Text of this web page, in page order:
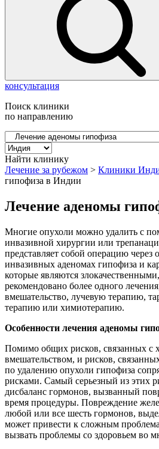
консультация
Поиск клиники
по направлению
Найти клинику
Лечение за рубежом > Клиники
гипофиза в Индии
Лечение аденомы
Многие опухоли можно удалить с
инвазивной хирургии или
представляет собой операцию через
инвазивных аденомах гипофиза и
которые являются
рекомендовано более одного
вмешательство, лучевую терапию,
терапию или химиотерапию.
Особенности лечения аденомы
Помимо общих рисков, связанных с
вмешательством, и рисков,
по удалению опухоли гипофиза
рисками. Самый серьезный из этих
дисбаланс гормонов, вызванный
время процедуры. Повреждение
любой или все шесть гормонов,
может привести к сложным
вызвать проблемы со здоровьем во